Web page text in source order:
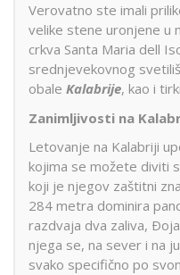
Verovatno ste imali
velike stene uronjene u
crkva Santa Maria dell
srednjevekovnog
obale Kalabrije, kao i
Zanimljivosti na
Letovanje na Kalabriji
kojima se možete diviti
koji je njegov zaštitni
284 metra dominira
razdvaja dva zaliva,
njega se, na sever i na
svako specifično po